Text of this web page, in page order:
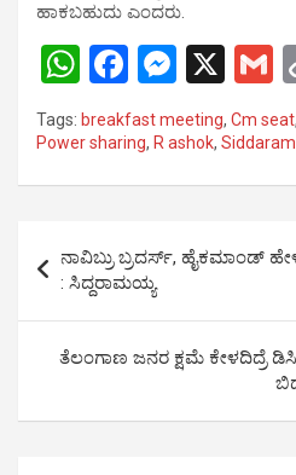
ಹಾಕಬಹುದು ಎಂದರು.
W
h
at
s
p
p
F
a
ce
b
o
k
M
es
se
n
er
X
Tags: breakfast meeting, Cm seat,
Power sharing, R ashok,
navigation
ನಾವಿಬ್ರು ಬ್ರದರ್ಸ್, ಹೈಕಮಾಂಡ್
: ಸಿದ್ದರಾಮಯ್ಯ
ತೆಲಂಗಾಣ ಜನರ ಕ್ಷಮೆ ಕೇಳದಿದ್ರೆ